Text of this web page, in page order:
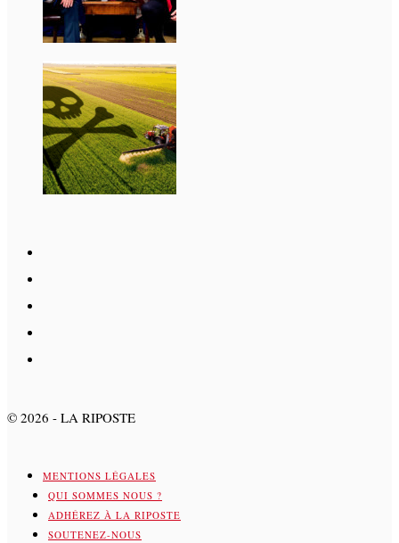
© 2026 - LA RIPOSTE
MENTIONS LÉGALES
QUI SOMMES NOUS ?
ADHÉREZ À LA RIPOSTE
SOUTENEZ-NOUS